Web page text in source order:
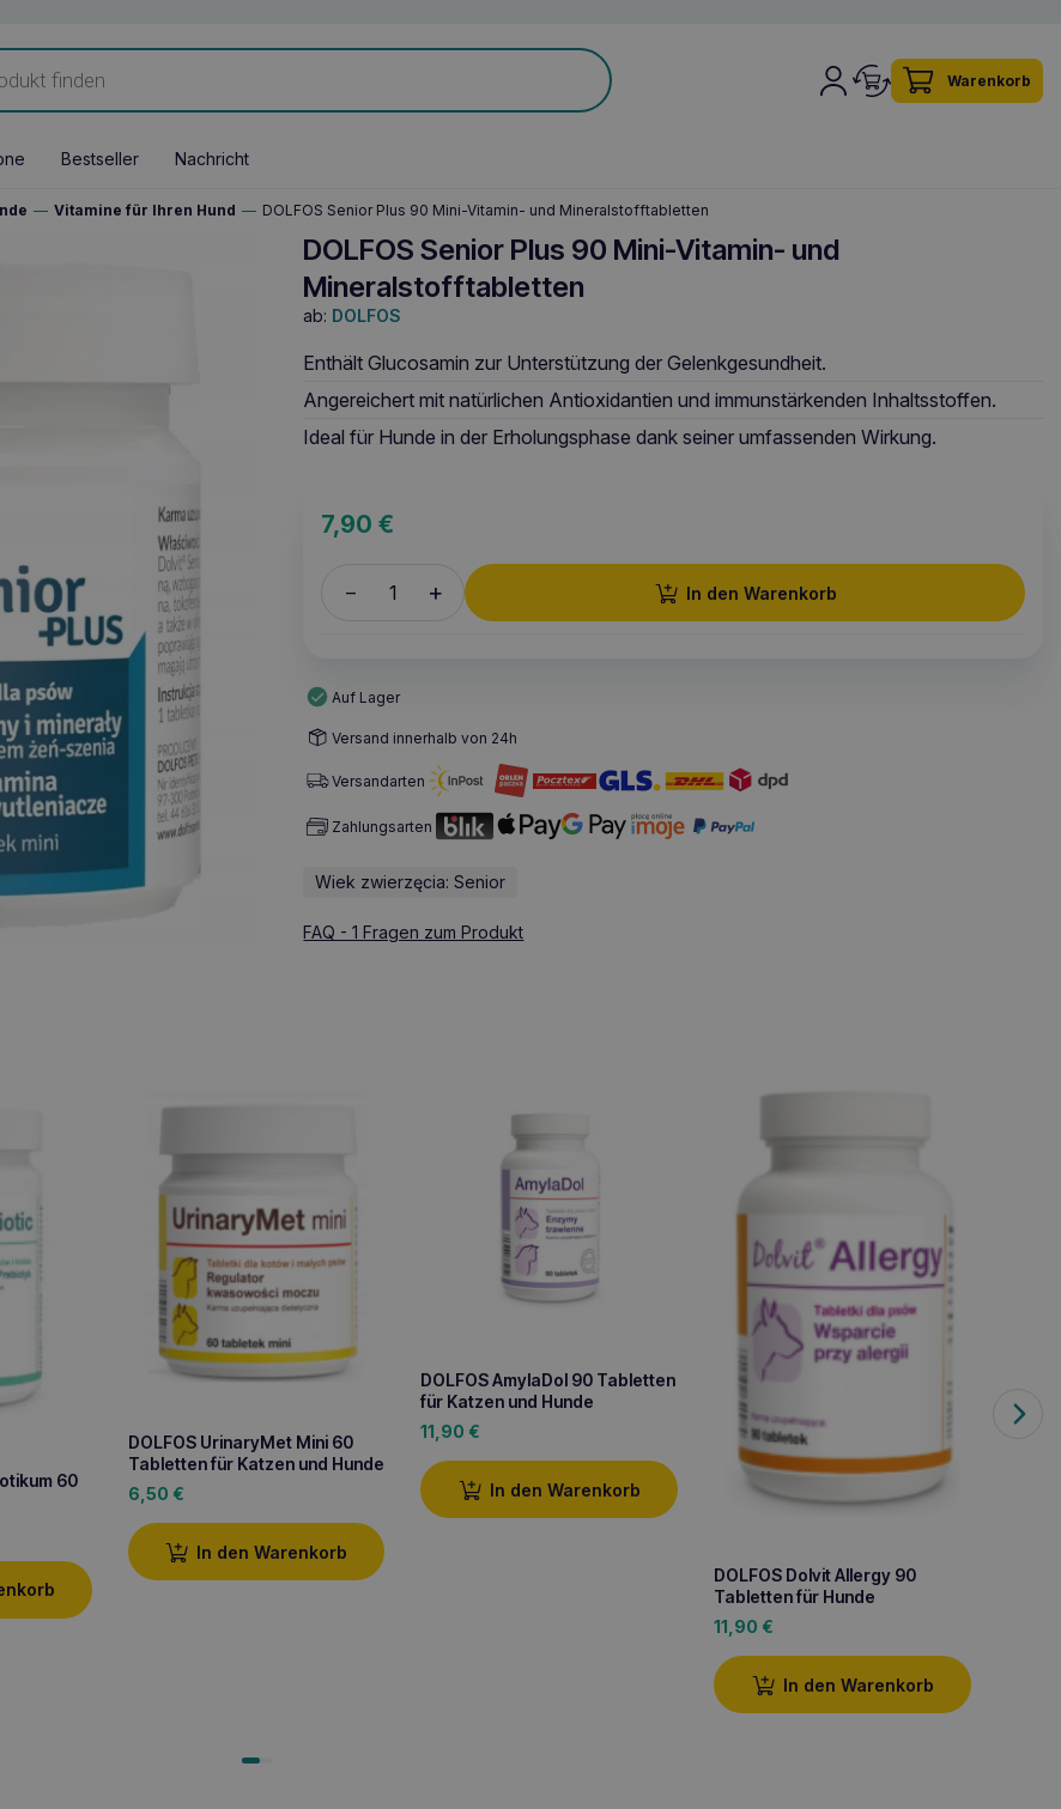
Warenkorb
Bestseller Nachricht
— Vitamine für Ihren Hund — DOLFOS Senior Plus 90 Mini-Vitamin- und Mineralstofftabletten
DOLFOS Senior Plus 90 Mini-Vitamin- und
Mineralstofftabletten
ab: DOLFOS
Enthält Glucosamin zur Unterstützung der Gelenkgesundheit.
Angereichert mit natürlichen Antioxidantien und immunstärkenden Inhaltsstoffen.
Ideal für Hunde in der Erholungsphase dank seiner umfassenden Wirkung.
7,90€
– + In den Warenkorb
Auf Lager
Versand innerhalb von 24h
Versandarten
Zahlungsarten
Wiek zwierzęcia: Senior
FAQ - 1 Fragen zum Produkt
60
DOLFOS UrinaryMet Mini 60
Tabletten für Katzen und Hunde
6,50 €
In den Warenkorb
DOLFOS AmylaDol 90 Tabletten
für Katzen und Hunde
11,90 €
In den Warenkorb
DOLFOS Dolvit Allergy 90
Tabletten für Hunde
11,90 €
In den Warenkorb